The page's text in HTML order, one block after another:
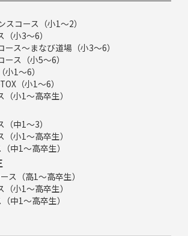
コース（小1～2）
小3～6）
ース～まなび道場（小3～6）
ース（小5～6）
1～6）
（小1～6）
小1～高卒生）
中1～3）
小1～高卒生）
中1～高卒生）
ス（高1～高卒生）
小1～高卒生）
中1～高卒生）